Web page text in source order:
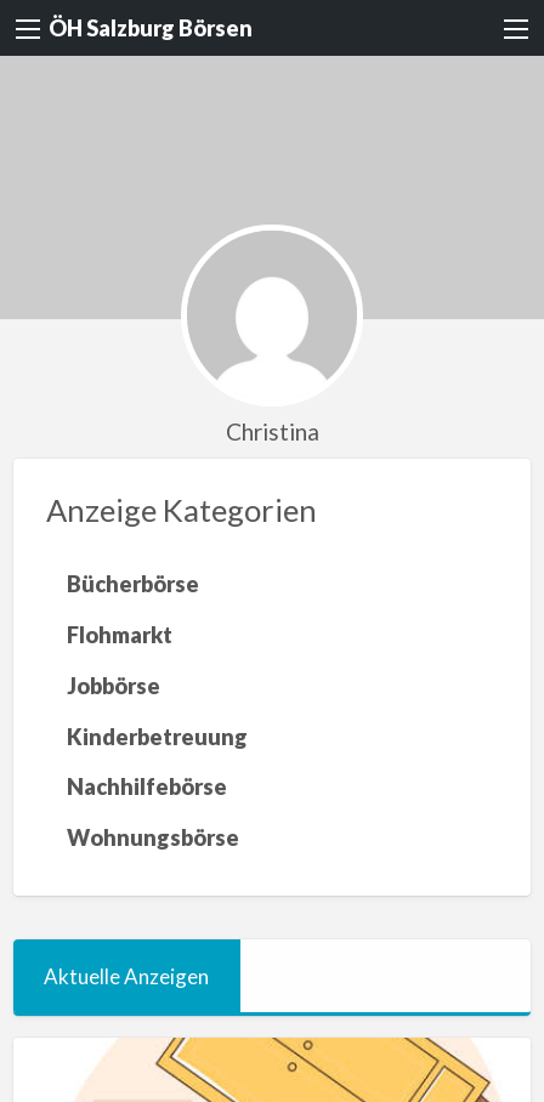
ÖH Salzburg Börsen
Christina
Anzeige Kategorien
Bücherbörse
Flohmarkt
Jobbörse
Kinderbetreuung
Nachhilfebörse
Wohnungsbörse
Aktuelle Anzeigen
Umzugshelfer